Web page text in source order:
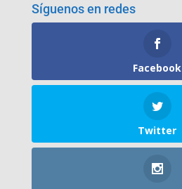
Síguenos en redes
Facebook
Twitter